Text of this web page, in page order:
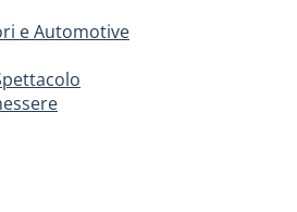
e Automotive